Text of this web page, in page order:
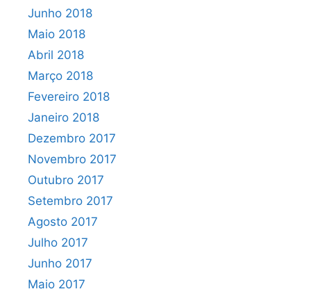
Junho 2018
Maio 2018
Abril 2018
Março 2018
Fevereiro 2018
Janeiro 2018
Dezembro 2017
Novembro 2017
Outubro 2017
Setembro 2017
Agosto 2017
Julho 2017
Junho 2017
Maio 2017